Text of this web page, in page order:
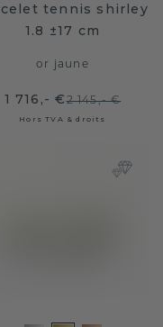
tennis shirley
1.8 ±17 cm
or jaune
1 716,- €2 145,- €
Hors TVA & droits